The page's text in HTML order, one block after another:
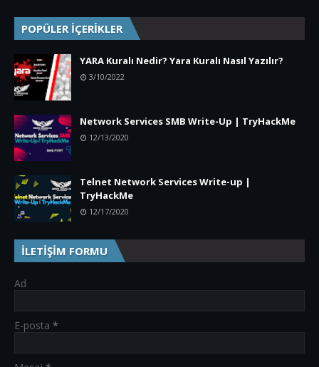
POPÜLER İÇERİKLER
YARA Kuralı Nedir? Yara Kuralı Nasıl Yazılır?
3/10/2022
Network Services SMB Write-Up | TryHackMe
12/13/2020
Telnet Network Services Write-up |
TryHackMe
12/17/2020
İLETİŞİM FORMU
Ad
E-posta *